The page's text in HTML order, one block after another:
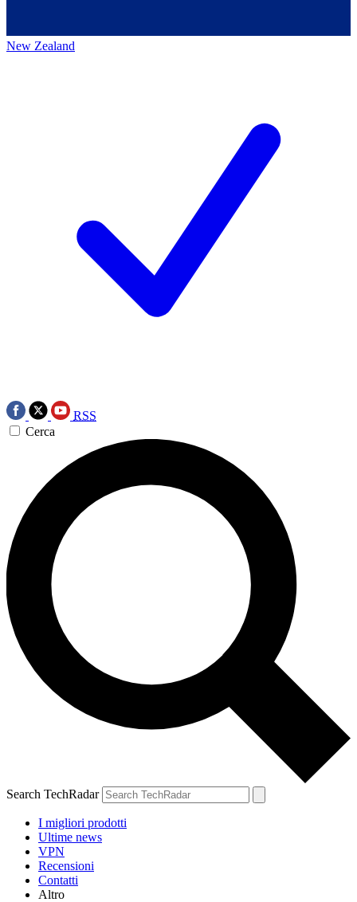
New Zealand
RSS
Cerca
Search TechRadar
I migliori prodotti
Ultime news
VPN
Recensioni
Contatti
Altro